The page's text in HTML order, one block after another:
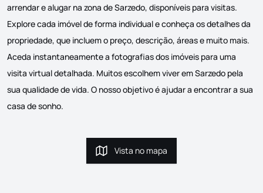
arrendar e alugar na zona de Sarzedo, disponíveis para visitas.
Explore cada imóvel de forma individual e conheça os detalhes da
propriedade, que incluem o preço, descrição, áreas e muito mais.
Aceda instantaneamente a fotografias dos imóveis para uma
visita virtual detalhada. Muitos escolhem viver em Sarzedo pela
sua qualidade de vida. O nosso objetivo é ajudar a encontrar a sua
casa de sonho.
Vista no mapa
Vista no mapa